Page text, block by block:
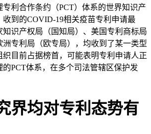
利合作条约（PCT）体系的世界知识产
到的COVID-19相关疫苗专利申请最
知识产权局（国知局）、美国专利商标局
洲专利局（欧专局），均收到了某一类型
织目前占据榜首，可能表明专利申请人正
PCT体系，在多个司法管辖区保护发
界均对专利态势有